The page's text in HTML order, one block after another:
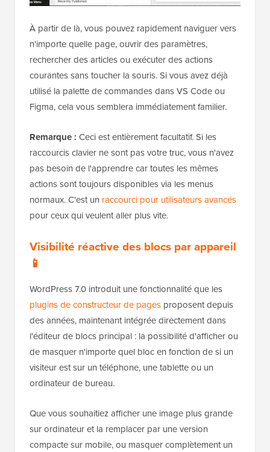
À partir de là, vous pouvez rapidement naviguer vers
n'importe quelle page, ouvrir des paramètres,
rechercher des articles ou exécuter des actions
courantes sans toucher la souris. Si vous avez déjà
utilisé la palette de commandes dans VS Code ou
Figma, cela vous semblera immédiatement familier.
Remarque : Ceci est entièrement facultatif. Si les
raccourcis clavier ne sont pas votre truc, vous n'avez
pas besoin de l'apprendre car toutes les mêmes
actions sont toujours disponibles via les menus
normaux. C'est un raccourci pour utilisateurs avancés
pour ceux qui veulent aller plus vite.
Visibilité réactive des blocs par appareil
📱
WordPress 7.0 introduit une fonctionnalité que les
plugins de constructeur de pages proposent depuis
des années, maintenant intégrée directement dans
l'éditeur de blocs principal : la possibilité d'afficher ou
de masquer n'importe quel bloc en fonction de si un
visiteur est sur un téléphone, une tablette ou un
ordinateur de bureau.
Que vous souhaitiez afficher une image plus grande
sur ordinateur et la remplacer par une version
compacte sur mobile, ou masquer complètement un